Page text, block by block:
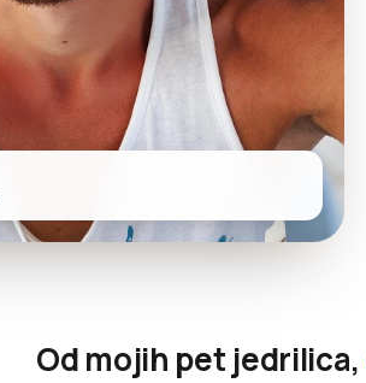
Od mojih pet jedrilica,